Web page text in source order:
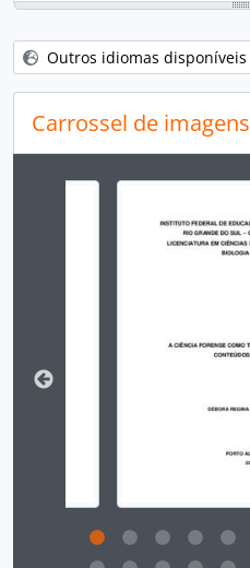
Outros idiomas disponíveis
Carrossel de imagens